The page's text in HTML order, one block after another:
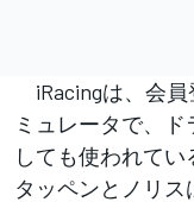
iRacingは、会員
ミュレータで、
しても使われて
タッペンとノリス